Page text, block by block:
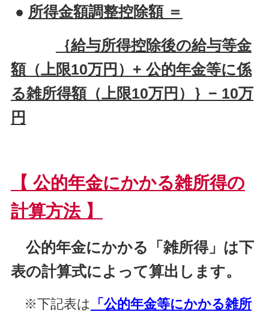
● 所得金額調整控除額 ＝
｛給与所得控除後の給与等金
額（上限10万円） + 公的年金等に係
る雑所得額（上限10万円）｝ − 10万
円
【 公的年金にかかる雑所得の
計算方法 】
公的年金にかかる「雑所得」は下
表の計算式によって算出します。
※下記表は
「公的年金等にかかる雑所